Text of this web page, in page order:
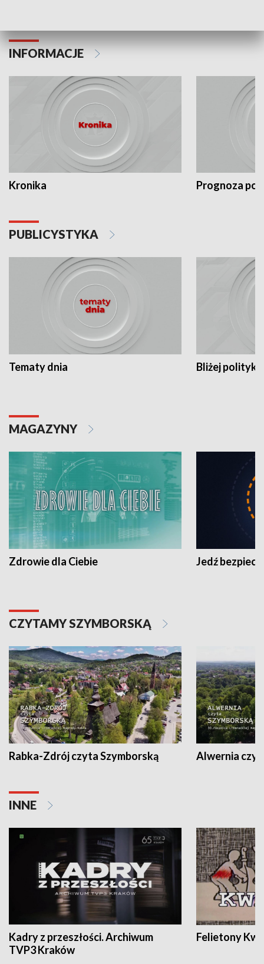
INFORMACJE
Kronika Prognoza
PUBLICYSTYKA
Tematy dnia Bliżej polityki
MAGAZYNY
Zdrowie dla Ciebie Jedź
CZYTAMY SZYMBORSKĄ
Rabka-Zdrój czyta Szymborską Alwernia
INNE
Kadry z przeszłości. Archiwum
TVP3 Kraków
Felietony